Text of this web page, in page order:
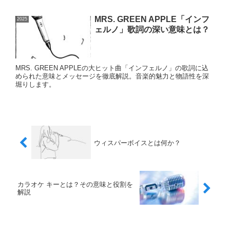
2025
MRS. GREEN APPLE「インフ
ェルノ」歌詞の深い意味とは？
MRS. GREEN APPLEの大ヒット曲「インフェルノ」の歌詞に込
められた意味とメッセージを徹底解説。音楽的魅力と物語性を深
堀りします。
ウィスパーボイスとは何か？
カラオケ キーとは？その意味と役割を
解説